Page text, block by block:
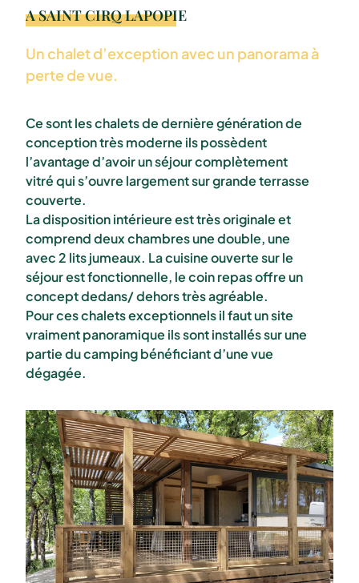
A SAINT CIRQ LAPOPIE
Un chalet d’exception avec un panorama à
perte de vue.
Ce sont les chalets de dernière génération de
conception très moderne ils possèdent
l’avantage d’avoir un séjour complètement
vitré qui s’ouvre largement sur grande terrasse
couverte.
La disposition intérieure est très originale et
comprend deux chambres une double, une
avec 2 lits jumeaux. La cuisine ouverte sur le
séjour est fonctionnelle, le coin repas offre un
concept dedans/ dehors très agréable.
Pour ces chalets exceptionnels il faut un site
vraiment panoramique ils sont installés sur une
partie du camping bénéficiant d’une vue
dégagée.